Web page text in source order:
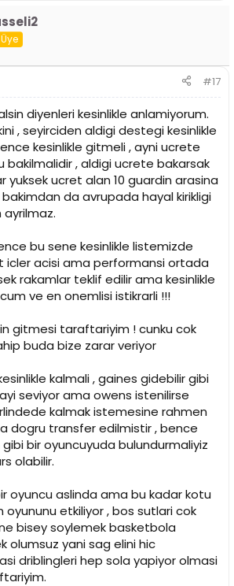
Üye
#17
diyenleri kesinlikle anlamiyorum.
, seyirciden aldigi destegi kesinlikle
kesinlikle gitmeli , ayni ucrete
bakilmalidir , aldigi ucrete bakarsak
yuksek ucret alan 10 guardin arasina
da avrupada hayal kirikligi
ayrilmaz.
bu sene kesinlikle listemizde
icler acisi ama performansi ortada
rakamlar teklif edilir ama kesinlikle
ve en onemlisi istikrarli !!!
gitmesi taraftariyim ! cunku cok
buda bize zarar veriyor
kalmali , gaines gidebilir gibi
seviyor ama owens istenilirse
kalmak istemesine rahmen
dogru transfer edilmistir , bence
bir oyuncuyuda bulundurmaliyiz
olabilir.
oyuncu aslinda ama bu kadar kotu
oyununu etkiliyor , bos sutlari cok
bisey soylemek basketbola
olumsuz yani sag elini hic
driblingleri hep sola yapiyor olmasi